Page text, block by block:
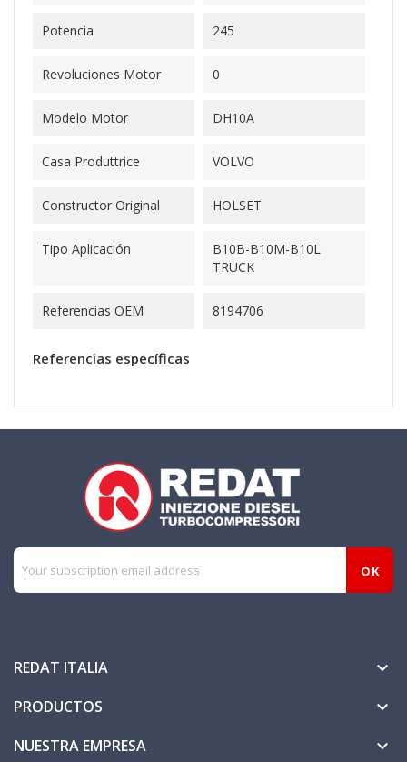
Potencia 245
Revoluciones Motor 0
Modelo Motor DH10A
Casa Produttrice VOLVO
Constructor Original HOLSET
Tipo Aplicación
B10B-B10M-B10L
TRUCK
Referencias OEM 8194706
Referencias específicas
REDAT ITALIA 
PRODUCTOS 
NUESTRA EMPRESA 